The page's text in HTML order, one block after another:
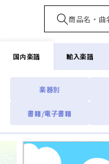
国内楽譜
楽器別
書籍/電子書籍
輸入楽譜